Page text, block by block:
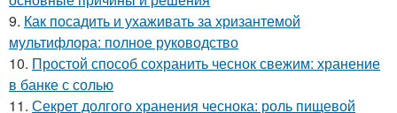
9. Как посадить и ухаживать за хризантемой
мультифлора: полное руководство
10. Простой способ сохранить чеснок свежим: хранение
в банке с солью
11. Секрет долгого хранения чеснока: роль пищевой